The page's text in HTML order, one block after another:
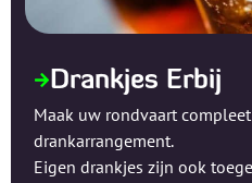
Drankjes Erbij
Maak uw rondvaart
drankarrangement.
Eigen drankjes zijn ook